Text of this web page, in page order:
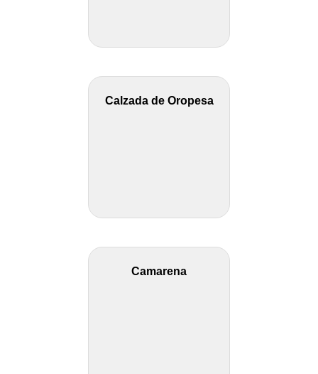
Calzada de Oropesa
Camarena